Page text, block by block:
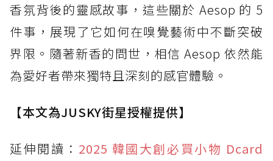
香氛背後的靈感故事，這些關於 Aesop 的 5
件事，展現了它如何在嗅覺藝術中不斷突破
界限。隨著新香的問世，相信 Aesop 依然能
為愛好者帶來獨特且深刻的感官體驗。
【本文為JUSKY街星授權提供】
延伸閱讀： 2025 韓國大創必買小物 Dcard